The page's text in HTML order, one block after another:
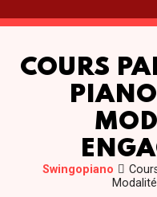
COURS
Swingopiano